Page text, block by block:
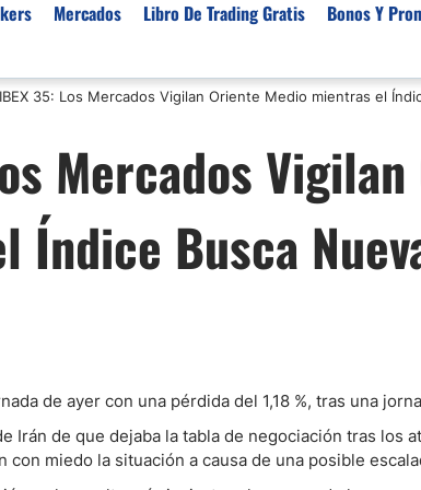
Brokers Regulados
Brokers Para Scalping
Broker Oro
Brokers de Trading
Mercados
USD/COP
Todas las Divisas
Plata (XAG/USD)
Todas las Materias Primas
Libro De Trading Gratis Bonos Y
ingresos
nosotros
IBEX 35: Los Mercados Vigilan Oriente Medio mientras el
Mercados
Índice Busca
de ayer con una pérdida del 1,18 %, tras una
Irán de que dejaba la tabla de negociación tras los
con miedo la situación a causa de una posible